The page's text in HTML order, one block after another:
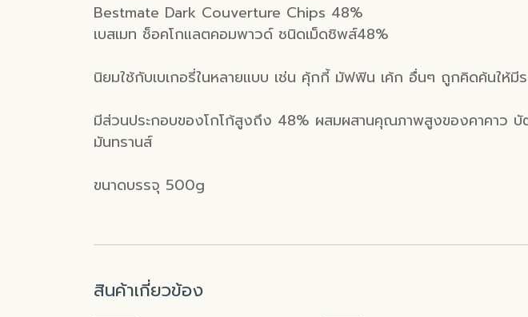
Bestmate Dark Couverture Chips 48%
เบสเมท ช็อคโกแลตคอมพาวด์ ชนิดเม็ดชิพส์48%
นิยมใช้กับเบเกอรี่ในหลายแบบ เช่น คุ้กกี้ มัฟฟิน เค้ก อื่นๆ ถูกคิดค้นให้มี
มีส่วนประกอบของโกโก้สูงถึง 48% ผสมผสานคุณภาพสูงของคาคาว บั
มันทรานส์
ขนาดบรรจุ 500g
สินค้าเกี่ยวข้อง